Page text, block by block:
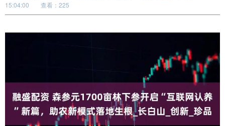
15:04:00
查看：225